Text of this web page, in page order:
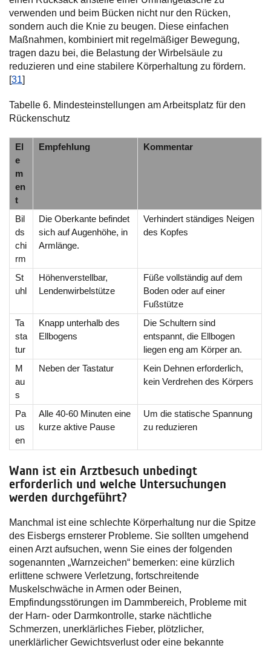
verwenden und beim Bücken nicht nur den Rücken,
sondern auch die Knie zu beugen. Diese einfachen
Maßnahmen, kombiniert mit regelmäßiger Bewegung,
tragen dazu bei, die Belastung der Wirbelsäule zu
reduzieren und eine stabilere Körperhaltung zu fördern.
[31]
Tabelle 6. Mindesteinstellungen am Arbeitsplatz für den
Rückenschutz
El
e
m
en
t
Empfehlung Kommentar
Bil
ds
chi
rm
Die Oberkante befindet
sich auf Augenhöhe, in
Armlänge.
Verhindert ständiges Neigen
des Kopfes
St
uhl
Höhenverstellbar,
Lendenwirbelstütze
Füße vollständig auf dem
Boden oder auf einer
Fußstütze
Ta
sta
tur
Knapp unterhalb des
Ellbogens
Die Schultern sind
entspannt, die Ellbogen
liegen eng am Körper an.
M
au
s
Neben der Tastatur
Kein Dehnen erforderlich,
kein Verdrehen des Körpers
Pa
us
en
Alle 40-60 Minuten eine
kurze aktive Pause
Um die statische Spannung
zu reduzieren
Wann ist ein Arztbesuch unbedingt
erforderlich und welche Untersuchungen
werden durchgeführt?
Manchmal ist eine schlechte Körperhaltung nur die Spitze
des Eisbergs ernsterer Probleme. Sie sollten umgehend
einen Arzt aufsuchen, wenn Sie eines der folgenden
sogenannten „Warnzeichen“ bemerken: eine kürzlich
erlittene schwere Verletzung, fortschreitende
Muskelschwäche in Armen oder Beinen,
Empfindungsstörungen im Dammbereich, Probleme mit
der Harn- oder Darmkontrolle, starke nächtliche
Schmerzen, unerklärliches Fieber, plötzlicher,
unerklärlicher Gewichtsverlust oder eine bekannte